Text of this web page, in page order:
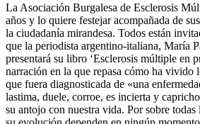
La Asociación Burgalesa de Esclerosis
años y lo quiere festejar acompañada de
la ciudadanía mirandesa. Todos están
que la periodista argentino-italiana, María
presentará su libro ‘Esclerosis múltiple en
narración en la que repasa cómo ha vivido
que fuera diagnosticada de «una
lastima, duele, corroe, es incierta y
su antojo con nuestra vida. Por sobre todas